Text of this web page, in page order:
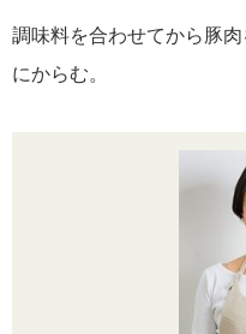
調味料を合わせてから豚
にからむ。